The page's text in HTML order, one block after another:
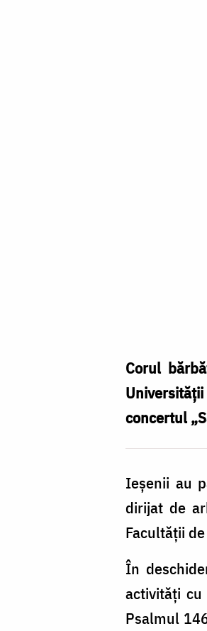
Corul
concertul
Ieșenii au
dirijat de
Facultății
În
activități
Psalmul